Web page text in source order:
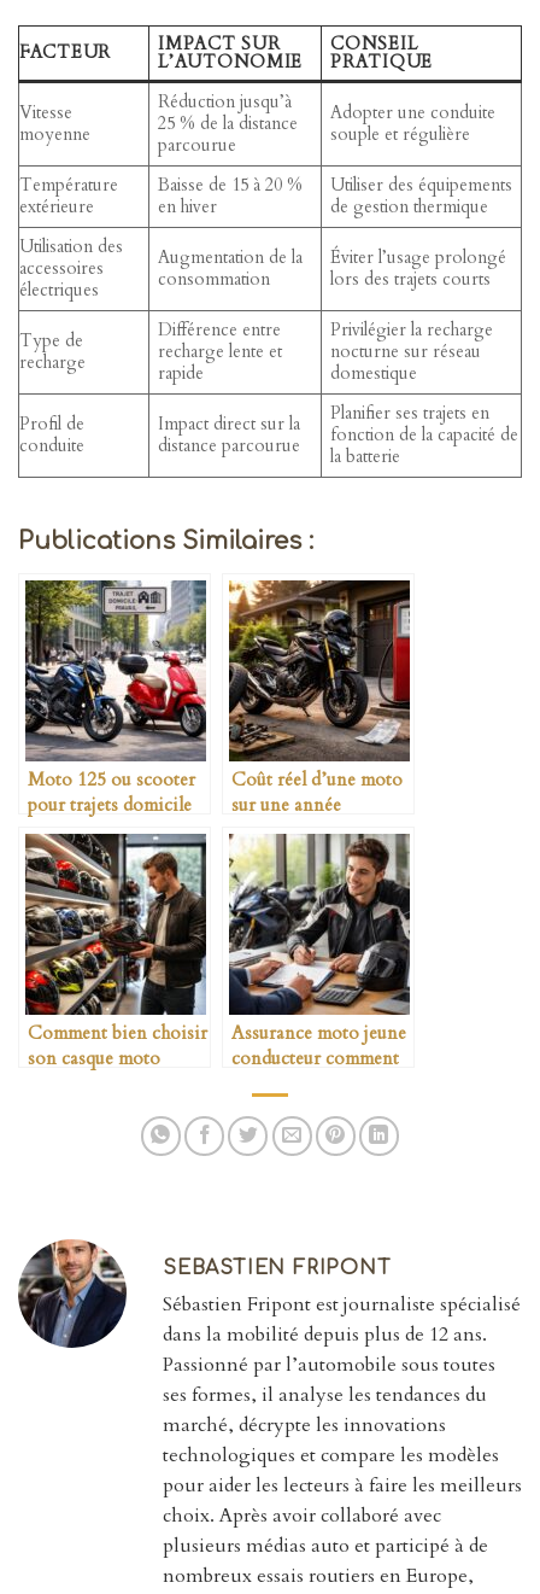
FACTEUR IMPACT SUR
L’AUTONOMIE
CONSEIL
PRATIQUE
Vitesse
moyenne
Réduction jusqu’à
25 % de la distance
parcourue
Adopter une conduite
souple et régulière
Température
extérieure
Baisse de 15 à 20 %
en hiver
Utiliser des équipements
de gestion thermique
Utilisation des
accessoires
électriques
Augmentation de la
consommation
Éviter l’usage prolongé
lors des trajets courts
Type de
recharge
Différence entre
recharge lente et
rapide
Privilégier la recharge
nocturne sur réseau
domestique
Profil de
conduite
Impact direct sur la
distance parcourue
Planifier ses trajets en
fonction de la capacité de
la batterie
Publications Similaires :
Moto 125 ou scooter
pour trajets domicile
travail
Coût réel d’une moto
sur une année
Comment bien choisir
son casque moto
Assurance moto jeune
conducteur comment
SEBASTIEN FRIPONT
Sébastien Fripont est journaliste spécialisé
dans la mobilité depuis plus de 12 ans.
Passionné par l’automobile sous toutes
ses formes, il analyse les tendances du
marché, décrypte les innovations
technologiques et compare les modèles
pour aider les lecteurs à faire les meilleurs
choix. Après avoir collaboré avec
plusieurs médias auto et participé à de
nombreux essais routiers en Europe,